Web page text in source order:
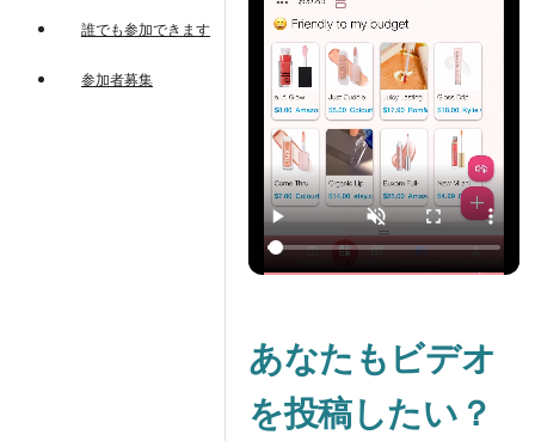
誰でも参加できます
参加者募集
あなたもビデオ
を投稿したい？